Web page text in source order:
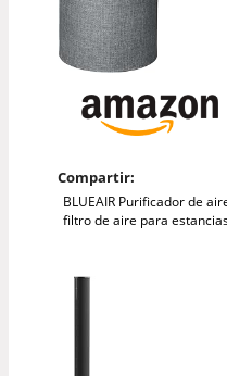
Compartir:
BLUEAIR Purificador de
filtro de aire para